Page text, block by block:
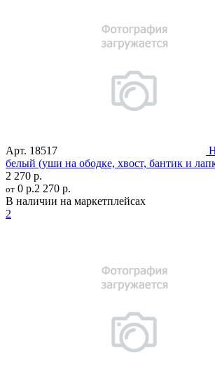
Арт. 18517
белый (уши на ободке, хвост, бантик и
2 270 р.
от 0 р.2 270 р.
В наличии на маркетплейсах
2